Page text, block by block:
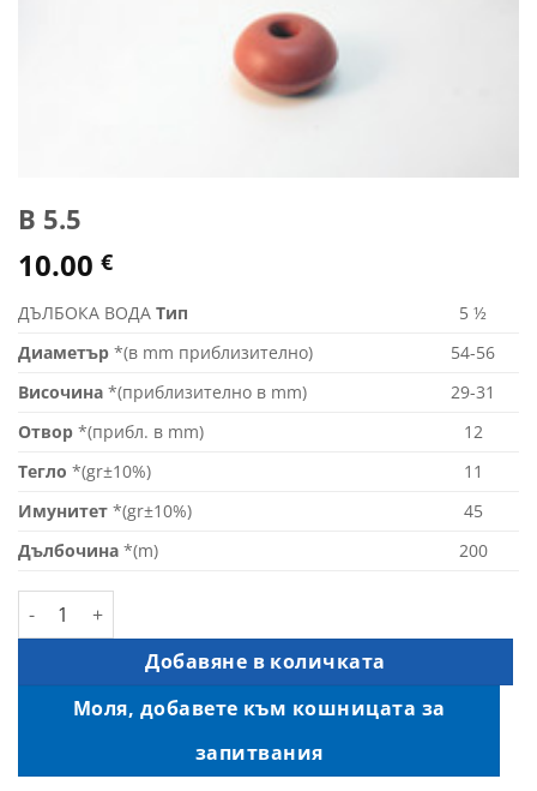
B 5.5
10.00 €
ДЪЛБОКА ВОДА Тип
5 ½
Диаметър *(в mm приблизително)
54-56
Височина *(приблизително в mm)
29-31
Отвор *(прибл. в mm)
12
Тегло *(gr±10%)
11
Имунитет *(gr±10%)
45
Дълбочина *(m) 200
B 5.5 количество
Добавяне в количката
Моля, добавете към кошницата за
запитвания